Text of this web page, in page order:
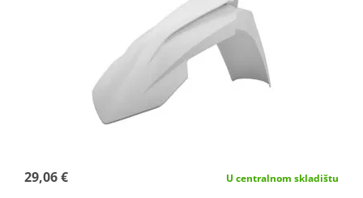
29,06 € U centralnom skladištu